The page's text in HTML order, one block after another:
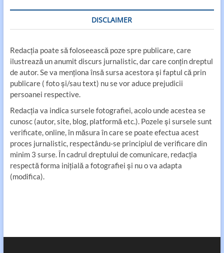
DISCLAIMER
Redacția poate să foloseească poze spre publicare, care
ilustrează un anumit discurs jurnalistic, dar care conțin dreptul
de autor. Se va menționa însă sursa acestora și faptul că prin
publicare ( foto și/sau text) nu se vor aduce prejudicii
persoanei respective.
Redacția va indica sursele fotografiei, acolo unde acestea se
cunosc (autor, site, blog, platformă etc.). Pozele și sursele sunt
verificate, online, în măsura în care se poate efectua acest
proces jurnalistic, respectându-se principiul de verificare din
minim 3 surse. În cadrul dreptului de comunicare, redacția
respectă forma inițială a fotografiei și nu o va adapta
(modifica).